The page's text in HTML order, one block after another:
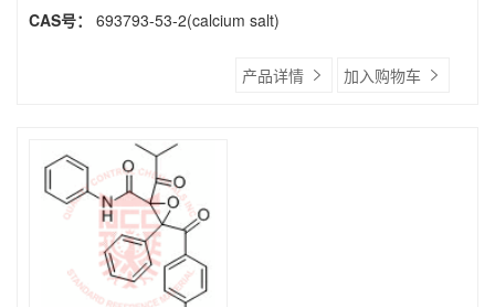
CAS号：
693793-53-2(calcium salt)
产品详情 加入购物车